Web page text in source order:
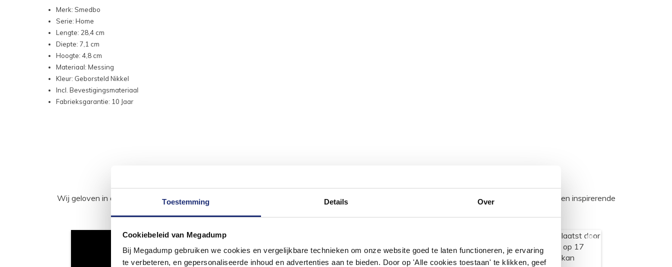
Toestemming Details Over
Cookiebeleid van Megadump
Bij Megadump gebruiken we cookies en vergelijkbare technieken om onze website goed te laten functioneren, je ervaring
te verbeteren, en gepersonaliseerde inhoud en advertenties aan te bieden. Door op 'Alle cookies toestaan' te klikken, geef
Merk: Smedbo
Serie: Home
Lengte: 28,4 cm
Diepte: 7,1 cm
Hoogte: 4,8 cm
Materiaal: Messing
Kleur: Geborsteld Nikkel
Incl. Bevestigingsmateriaal
Fabrieksgarantie: 10 Jaar
Wij geloven in de kracht van delen. Deel jouw badkamer op Instagram met #mijndroombadkamer en tag @megadumpnl. Samen bouwen we een inspirerende
omgeving vol met unieke badkamerstijlen. Doe je mee?